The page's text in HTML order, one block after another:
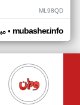
ML98QD
• mubasher.info